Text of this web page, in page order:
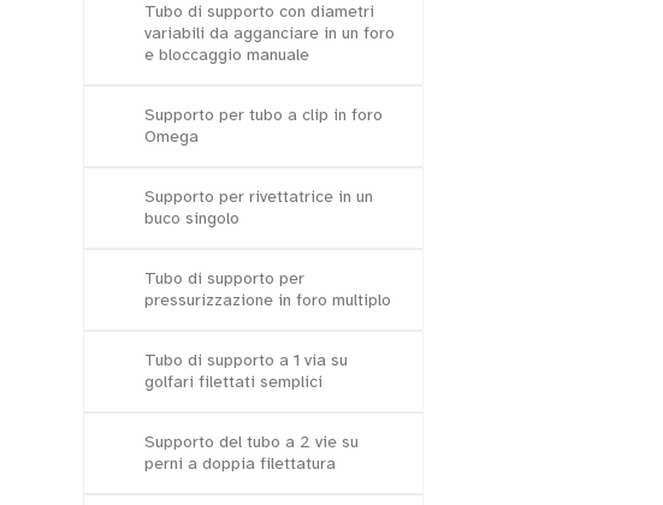
Tubo di supporto con diametri
variabili da agganciare in un foro
e bloccaggio manuale
Supporto per tubo a clip in foro
Omega
Supporto per rivettatrice in un
buco singolo
Tubo di supporto per
pressurizzazione in foro multiplo
Tubo di supporto a 1 via su
golfari filettati semplici
Supporto del tubo a 2 vie su
perni a doppia filettatura